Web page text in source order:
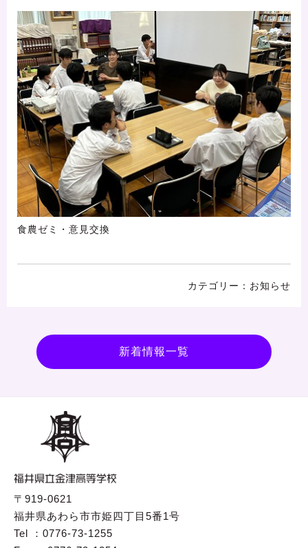
食農ゼミ・意見交換
お知らせ
新着情報一覧
〒919-0621
福井県あわら市市姫四丁目5番1号
Tel ：0776-73-1255